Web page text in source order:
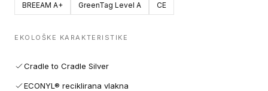
BREEAM A+ GreenTag Level A CE
EKOLOŠKE KARAKTERISTIKE
Cradle to Cradle Silver
ECONYL® reciklirana vlakna